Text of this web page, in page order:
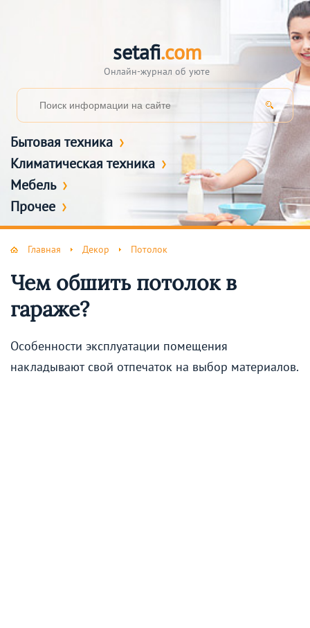
setafi.com
Онлайн-журнал об уюте
Бытовая техника
Климатическая техника
Мебель
Прочее
Главная Декор Потолок
Чем обшить потолок в
гараже?
Особенности эксплуатации помещения
накладывают свой отпечаток на выбор материалов.